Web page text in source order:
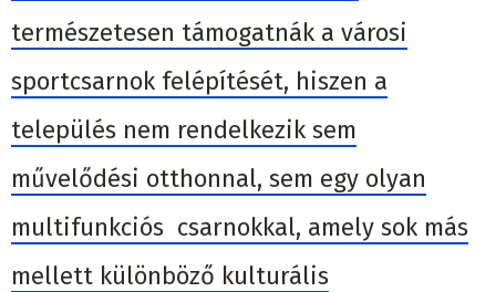
természetesen támogatnák a városi
sportcsarnok felépítését, hiszen a
település nem rendelkezik sem
művelődési otthonnal, sem egy olyan
multifunkciós csarnokkal, amely sok más
mellett különböző kulturális